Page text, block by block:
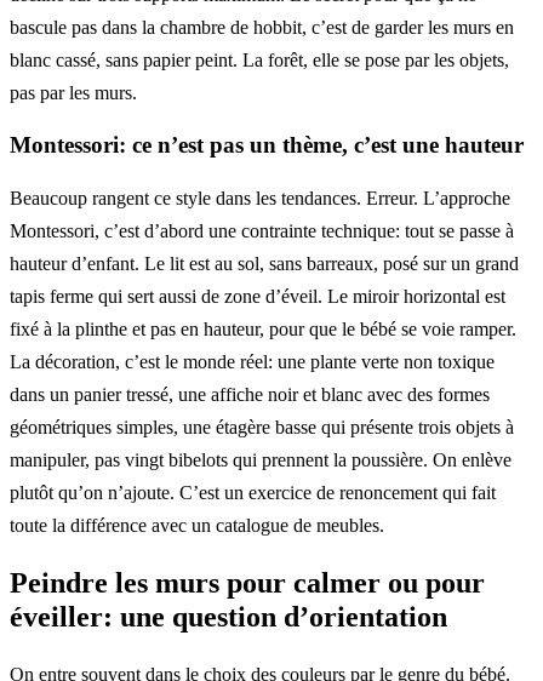
bascule pas dans la chambre de hobbit, c’est de garder les murs en
blanc cassé, sans papier peint. La forêt, elle se pose par les objets,
pas par les murs.
Montessori: ce n’est pas un thème, c’est une hauteur
Beaucoup rangent ce style dans les tendances. Erreur. L’approche
Montessori, c’est d’abord une contrainte technique: tout se passe à
hauteur d’enfant. Le lit est au sol, sans barreaux, posé sur un grand
tapis ferme qui sert aussi de zone d’éveil. Le miroir horizontal est
fixé à la plinthe et pas en hauteur, pour que le bébé se voie ramper.
La décoration, c’est le monde réel: une plante verte non toxique
dans un panier tressé, une affiche noir et blanc avec des formes
géométriques simples, une étagère basse qui présente trois objets à
manipuler, pas vingt bibelots qui prennent la poussière. On enlève
plutôt qu’on n’ajoute. C’est un exercice de renoncement qui fait
toute la différence avec un catalogue de meubles.
Peindre les murs pour calmer ou pour
éveiller: une question d’orientation
On entre souvent dans le choix des couleurs par le genre du bébé.